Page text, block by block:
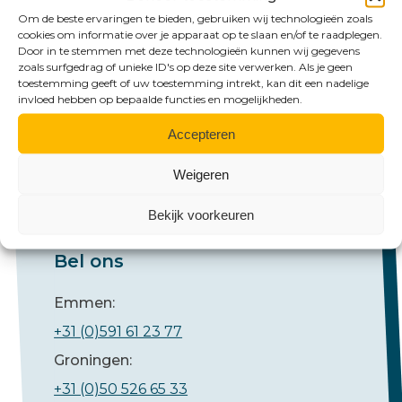
Om de beste ervaringen te bieden, gebruiken wij technologieën zoals
cookies om informatie over je apparaat op te slaan en/of te raadplegen.
Door in te stemmen met deze technologieën kunnen wij gegevens
zoals surfgedrag of unieke ID's op deze site verwerken. Als je geen
toestemming geeft of uw toestemming intrekt, kan dit een nadelige
invloed hebben op bepaalde functies en mogelijkheden.
Accepteren
Weigeren
Bekijk voorkeuren
Benieuwd naar de
mogelijkheden?
Bel ons
Emmen:
+31 (0)591 61 23 77
Groningen:
+31 (0)50 526 65 33